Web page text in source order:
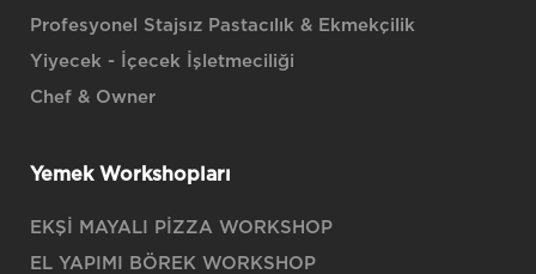
Profesyonel Stajsız Pastacılık & Ekmekçilik
Yiyecek - İçecek İşletmeciliği
Chef & Owner
Yemek Workshopları
EKŞİ MAYALI PİZZA WORKSHOP
EL YAPIMI BÖREK WORKSHOP